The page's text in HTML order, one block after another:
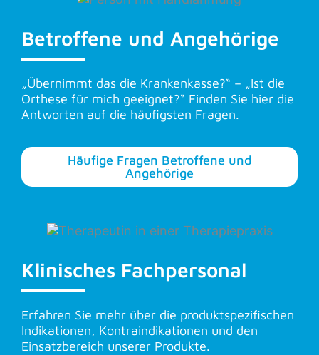
Betroffene und Angehörige
„Übernimmt das die Krankenkasse?“ – „Ist die
Orthese für mich geeignet?“ Finden Sie hier die
Antworten auf die häufigsten Fragen.
Häufige Fragen Betroffene und
Angehörige
Klinisches Fachpersonal
Erfahren Sie mehr über die produktspezifischen
Indikationen, Kontraindikationen und den
Einsatzbereich unserer Produkte.